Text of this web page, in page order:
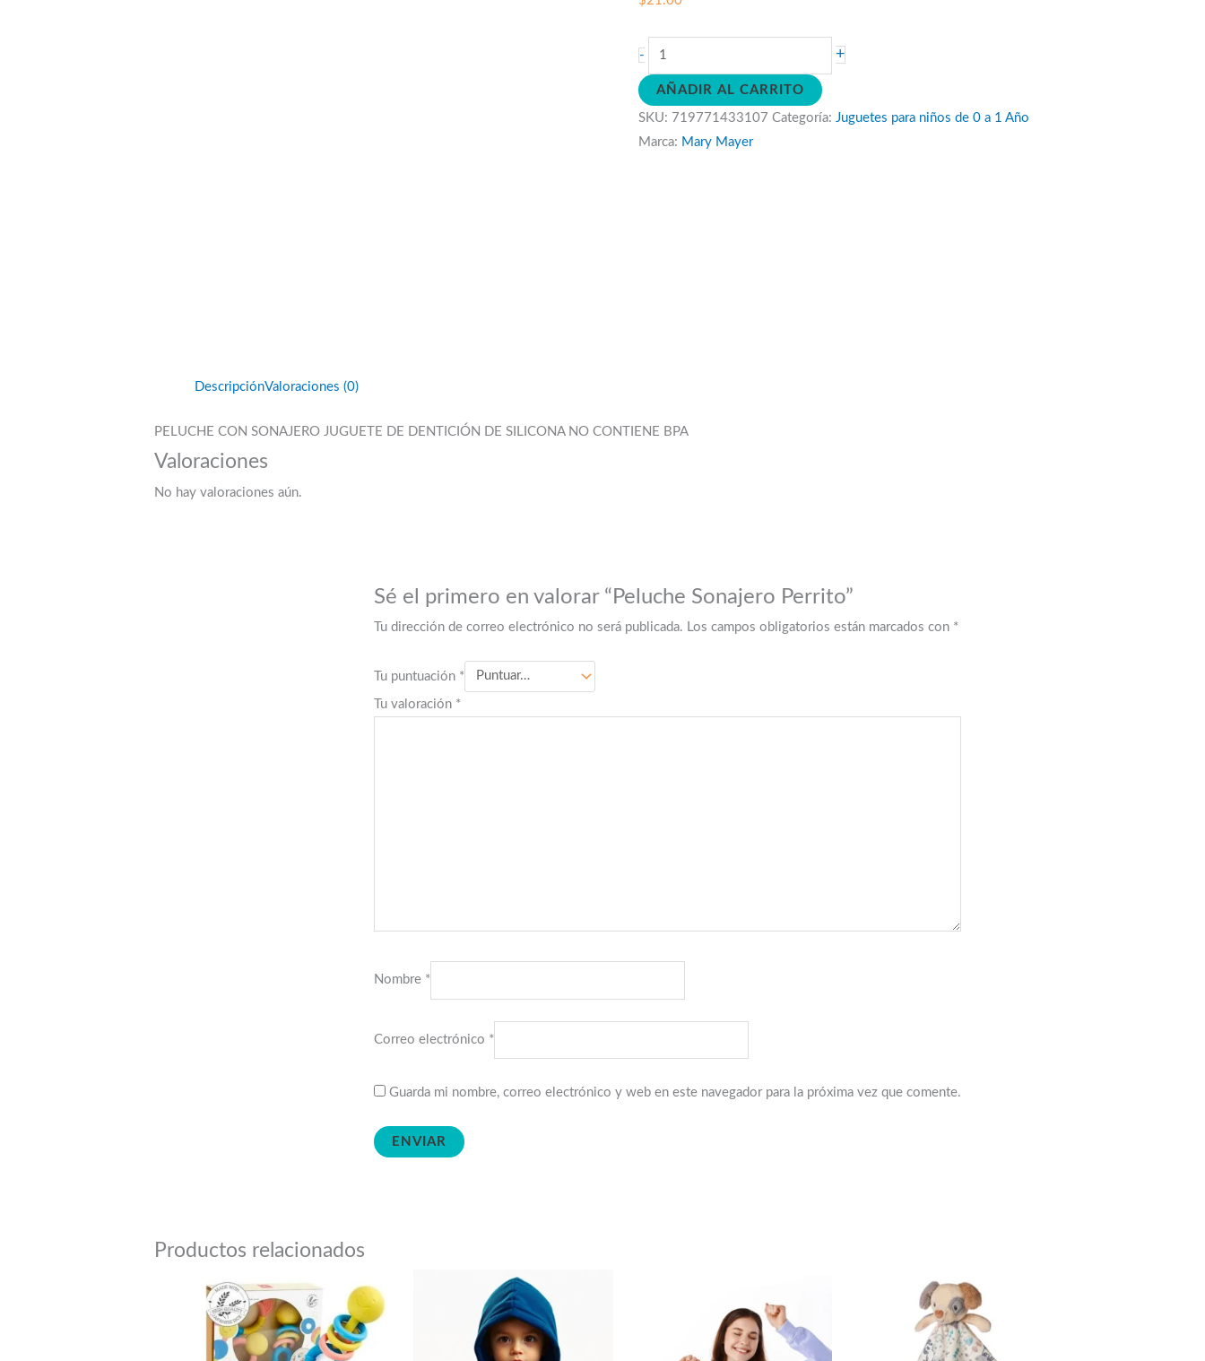
-
Peluche
Sonajero
Perrito
cantidad
+
AÑADIR AL CARRITO
SKU: 719771433107 Categoría: Juguetes para niños de 0 a 1 Año
Marca: Mary Mayer
DescripciónValoraciones (0)
PELUCHE CON SONAJERO JUGUETE DE DENTICIÓN DE SILICONA NO CONTIENE BPA
Valoraciones
No hay valoraciones aún.
Sé el primero en valorar “Peluche Sonajero Perrito”
Tu dirección de correo electrónico no será publicada. Los campos obligatorios están marcados con *
Tu puntuación *
Tu valoración *
Nombre *
Correo electrónico *
Guarda mi nombre, correo electrónico y web en este navegador para la próxima vez que comente.
Productos relacionados